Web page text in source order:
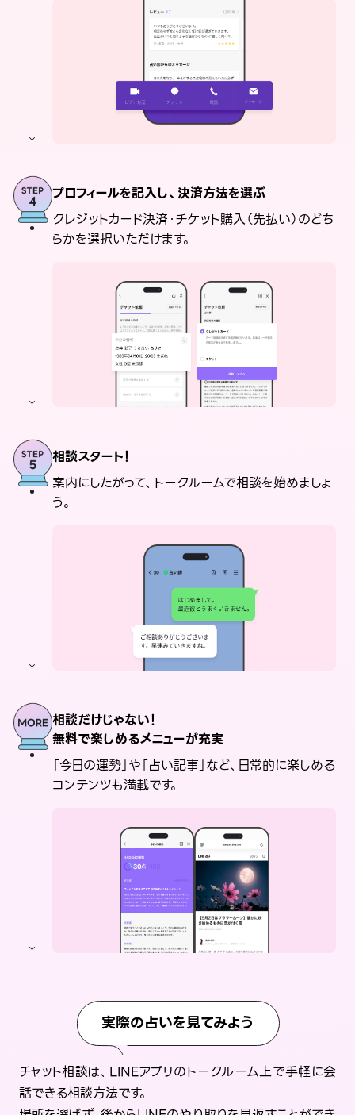
プロフィールを記入し、決済方法を選ぶ
クレジットカード決済・チケット購入（先払い）のどち
らかを選択いただけます。
相談スタート！
案内にしたがって、トークルームで相談を始めましょ
う。
相談だけじゃない！
無料で楽しめるメニューが充実
「今日の運勢」や「占い記事」など、日常的に楽しめる
コンテンツも満載です。
実際の占いを見てみよう
チャット相談は、LINEアプリのトークルーム上で手軽に会
話できる相談方法です。